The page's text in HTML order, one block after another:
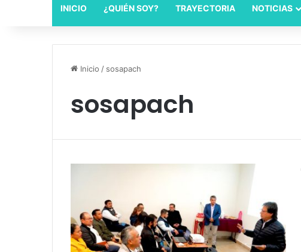
INICIO ¿QUIÉN SOY? TRAYECTORIA NOTICIAS
Inicio / sosapach
sosapach